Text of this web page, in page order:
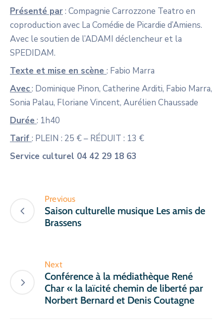
Présenté par: Compagnie Carrozzone Teatro en
coproduction avec La Comédie de Picardie d’Amiens.
Avec le soutien de l’ADAMI déclencheur et la
SPEDIDAM.
Texte et mise en scène : Fabio Marra
Avec: Dominique Pinon, Catherine Arditi, Fabio Marra,
Sonia Palau, Floriane Vincent, Aurélien Chaussade
Durée : 1h40
Tarif : PLEIN : 25 € – RÉDUIT : 13 €
Service culturel 04 42 29 18 63
Previous
Saison culturelle musique Les amis de
Brassens
Next
Conférence à la médiathèque René
Char « la laïcité chemin de liberté par
Norbert Bernard et Denis Coutagne